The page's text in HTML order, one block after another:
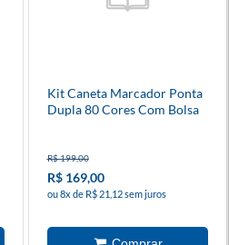
Kit Caneta Marcador Ponta
Dupla 80 Cores Com Bolsa
R$ 199,00
R$ 169,00
ou 8x de R$ 21,12 sem juros